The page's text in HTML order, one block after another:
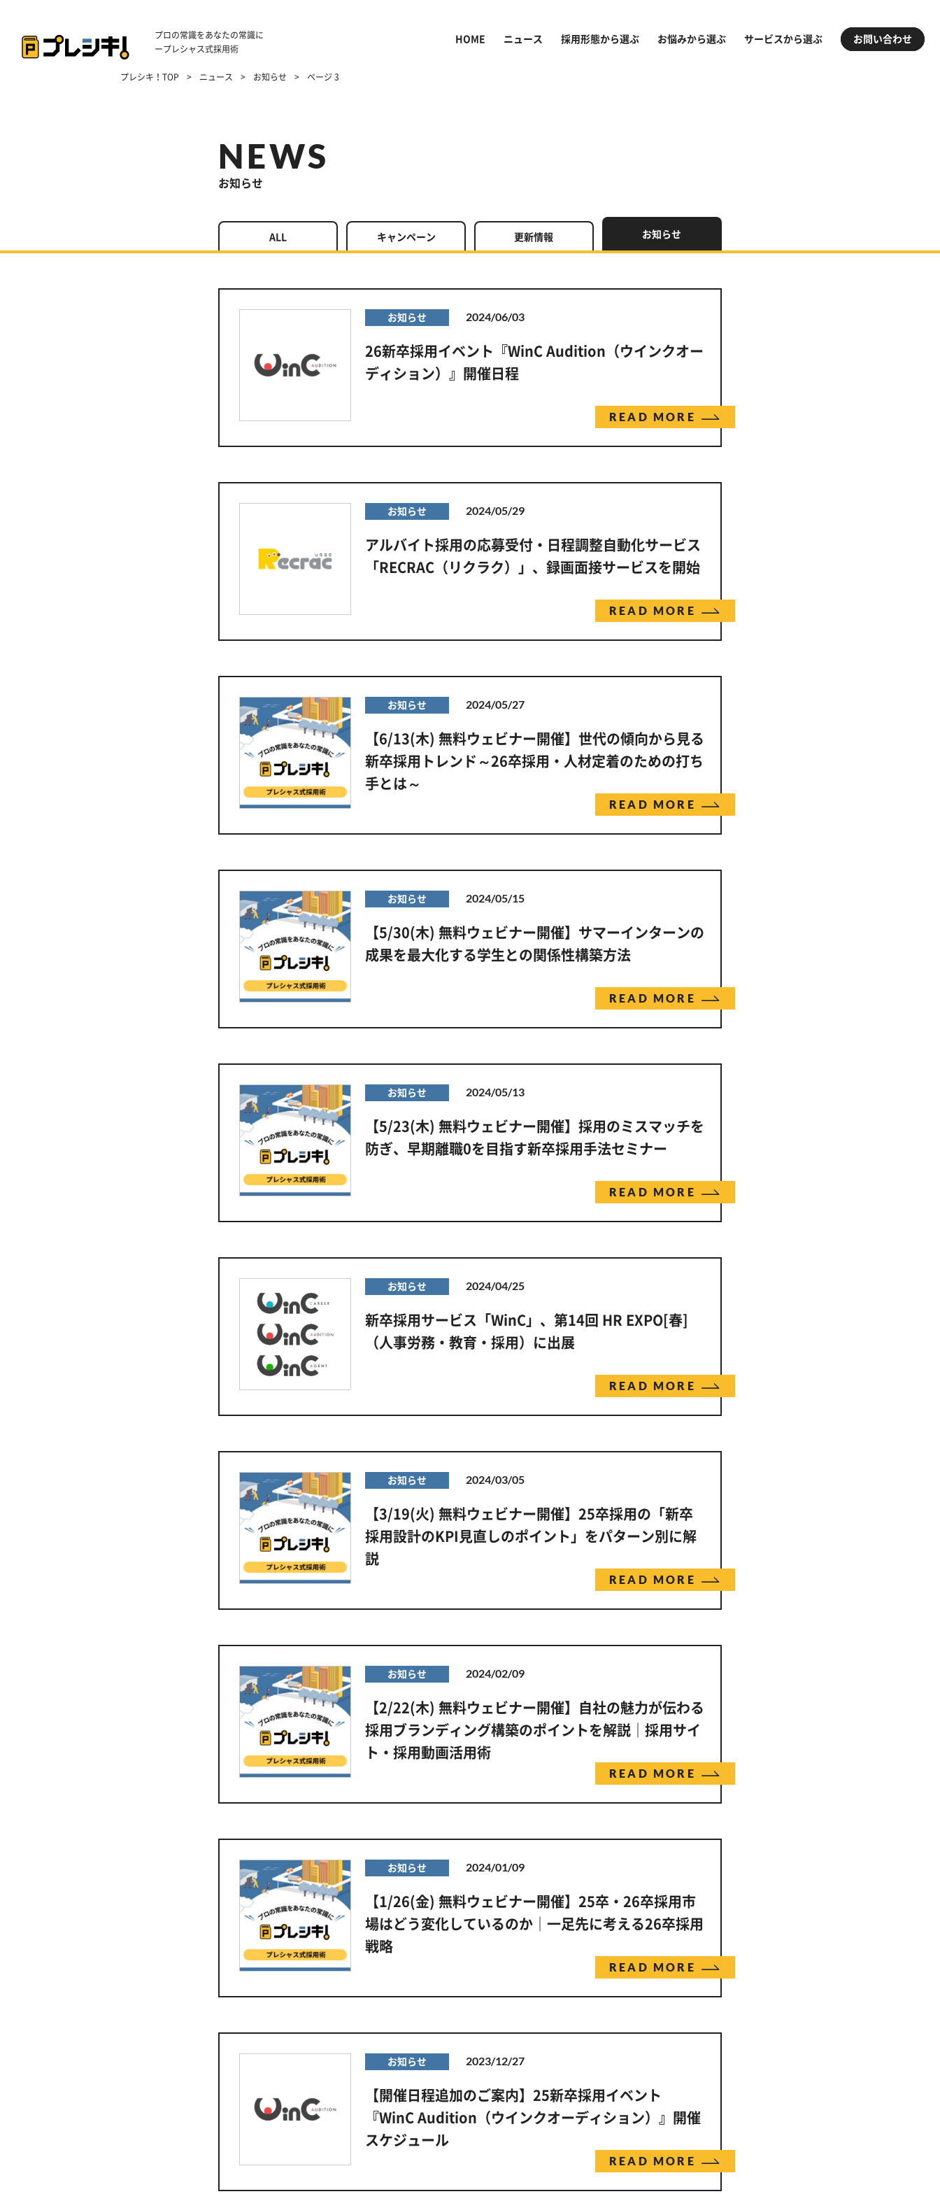
プロの常識をあなたの常識に
ープレシャス式採用術
HOME ニュース 採用形態から選ぶ お悩みから選ぶ サービスから選ぶ お問い合わせ
プレシキ！TOP > ニュース > お知らせ > ページ 3
NEWS
お知らせ
ALL キャンペーン 更新情報 お知らせ
お知らせ 2024/06/03
26新卒採用イベント『WinC Audition（ウインクオー
ディション）』開催日程
READ MORE
お知らせ 2024/05/29
アルバイト採用の応募受付・日程調整自動化サービス
「RECRAC（リクラク）」、録画面接サービスを開始
READ MORE
お知らせ 2024/05/27
【6/13(木) 無料ウェビナー開催】世代の傾向から見る
新卒採用トレンド～26卒採用・人材定着のための打ち
手とは～
READ MORE
お知らせ 2024/05/15
【5/30(木) 無料ウェビナー開催】サマーインターンの
成果を最大化する学生との関係性構築方法
READ MORE
お知らせ 2024/05/13
【5/23(木) 無料ウェビナー開催】採用のミスマッチを
防ぎ、早期離職0を目指す新卒採用手法セミナー
READ MORE
お知らせ 2024/04/25
新卒採用サービス「WinC」、第14回 HR EXPO[春]
（人事労務・教育・採用）に出展
READ MORE
お知らせ 2024/03/05
【3/19(火) 無料ウェビナー開催】25卒採用の「新卒
採用設計のKPI見直しのポイント」をパターン別に解
説
READ MORE
お知らせ 2024/02/09
【2/22(木) 無料ウェビナー開催】自社の魅力が伝わる
採用ブランディング構築のポイントを解説｜採用サイ
ト・採用動画活用術
READ MORE
お知らせ 2024/01/09
【1/26(金) 無料ウェビナー開催】25卒・26卒採用市
場はどう変化しているのか｜一足先に考える26卒採用
戦略
READ MORE
お知らせ 2023/12/27
【開催日程追加のご案内】25新卒採用イベント
『WinC Audition（ウインクオーディション）』開催
スケジュール
READ MORE